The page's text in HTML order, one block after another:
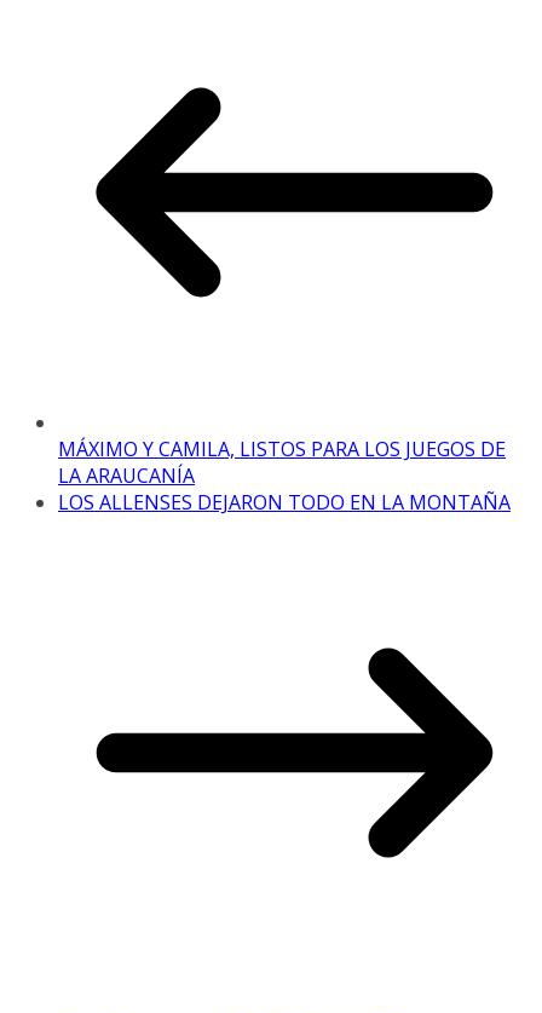
MÁXIMO Y CAMILA, LISTOS PARA LOS JUEGOS DE
LA ARAUCANÍA
LOS ALLENSES DEJARON TODO EN LA MONTAÑA